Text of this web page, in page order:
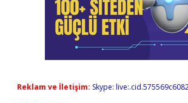
Reklam ve İletişim: Skype: